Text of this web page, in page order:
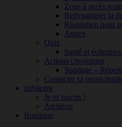
Zone à accès
Redynamiser la
Résolution pour
Autres
Quiz
Santé et éoliennes
Actions citoyennes
Sondage –
Contacter sa
Infolettre
Je m’inscris !
Archives
Boutique